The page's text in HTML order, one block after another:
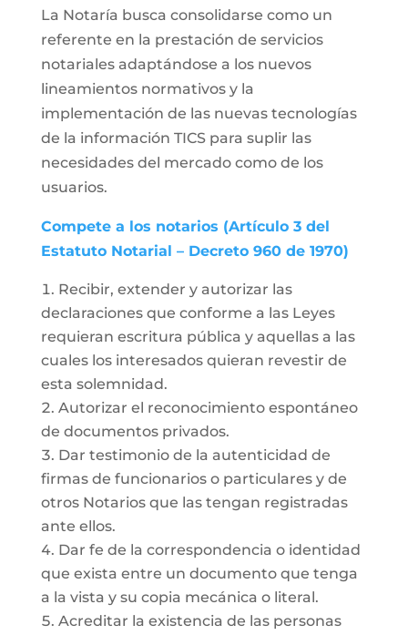
La Notaría busca consolidarse como un
referente en la prestación de servicios
notariales adaptándose a los nuevos
lineamientos normativos y la
implementación de las nuevas tecnologías
de la información TICS para suplir las
necesidades del mercado como de los
usuarios.
Compete a los notarios (Artículo 3 del
Estatuto Notarial – Decreto 960 de 1970)
Recibir, extender y autorizar las
declaraciones que conforme a las Leyes
requieran escritura pública y aquellas a las
cuales los interesados quieran revestir de
esta solemnidad.
Autorizar el reconocimiento espontáneo
de documentos privados.
Dar testimonio de la autenticidad de
firmas de funcionarios o particulares y de
otros Notarios que las tengan registradas
ante ellos.
Dar fe de la correspondencia o identidad
que exista entre un documento que tenga
a la vista y su copia mecánica o literal.
Acreditar la existencia de las personas